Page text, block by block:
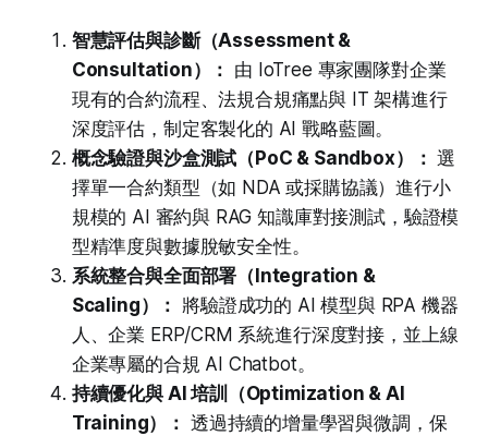
智慧評估與診斷（Assessment &
Consultation）： 由 IoTree 專家團隊對企業
現有的合約流程、法規合規痛點與 IT 架構進行
深度評估，制定客製化的 AI 戰略藍圖。
概念驗證與沙盒測試（PoC & Sandbox）： 選
擇單一合約類型（如 NDA 或採購協議）進行小
規模的 AI 審約與 RAG 知識庫對接測試，驗證模
型精準度與數據脫敏安全性。
系統整合與全面部署（Integration &
Scaling）： 將驗證成功的 AI 模型與 RPA 機器
人、企業 ERP/CRM 系統進行深度對接，並上線
企業專屬的合規 AI Chatbot。
持續優化與 AI 培訓（Optimization & AI
Training）： 透過持續的增量學習與微調，保